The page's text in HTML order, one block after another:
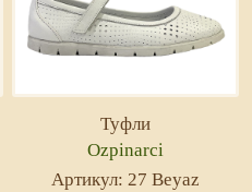
Туфли
Ozpinarci
Артикул: 27 Beyaz